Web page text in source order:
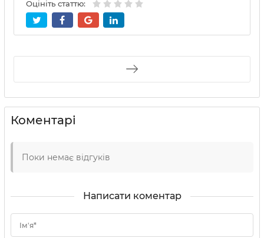
Оцініть статтю:
Коментарі
Поки немає відгуків
Написати коментар
Ім'я*